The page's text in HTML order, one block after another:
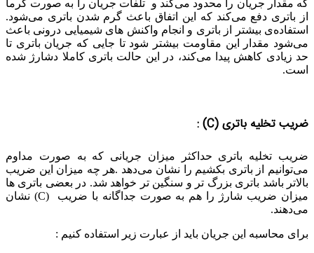
که مقدار جریان را محدود می‌کند و تلفات جریان را به صورت گرما
از باتری دفع می‌کند که این اتفاق باعث گرم شدن باتری می‌شود.
استفاده‌ی بیشتر از باتری و انجام واکنش های شیمیایی درونی باعث
می‌شود مقدار این مقاومت بیشتر شود تا جایی که جریان باتری تا
حد زیادی کاهش پیدا می‌کند، در این حالت باتری کاملا دشارژ شده
است.
ضریب تخلیه باتری(C) :
ضریب تخلیه باتری حداکثر میزان جریانی که به صورت مداوم
می‌توانیم از باتری بکشیم را نشان می‌دهد .هر چه میزان این ضریب
بالاتر باشد باتری بزرگ تر و سنگین تر خواهد شد. در بعضی باتری ها
میزان ضریب شارژ را هم به صورت جداگانه با ضریب (C) نشان
می‌دهند.
برای محاسبه این جریان باید از عبارت زیر استفاده کنیم :